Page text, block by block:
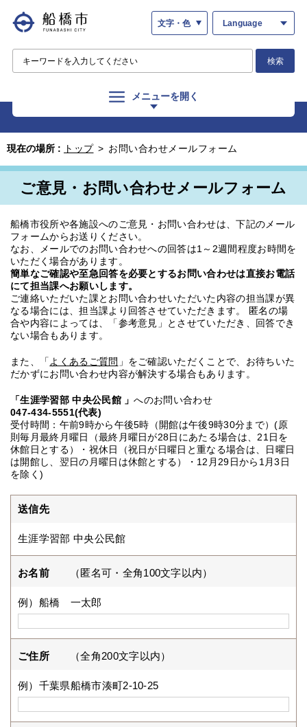
文字・色 Language
検索
メニューを開く
現在の場所 : トップ > お問い合わせメールフォーム
ご意見・お問い合わせメールフォーム
船橋市役所や各施設へのご意見・お問い合わせは、下記のメール
フォームからお送りください。
なお、メールでのお問い合わせへの回答は1～2週間程度お時間を
いただく場合があります。
簡単なご確認や至急回答を必要とするお問い合わせは直接お電話
にて担当課へお願いします。
ご連絡いただいた課とお問い合わせいただいた内容の担当課が異
なる場合には、担当課より回答させていただきます。 匿名の場
合や内容によっては、「参考意見」とさせていただき、回答でき
ない場合もあります。
また、「 よくあるご質問 」をご確認いただくことで、お待ちいた
だかずにお問い合わせ内容が解決する場合もあります。
「生涯学習部 中央公民館 」へのお問い合わせ
047-434-5551(代表)
受付時間：午前9時から午後5時（開館は午後9時30分まで）(原
則毎月最終月曜日（最終月曜日が28日にあたる場合は、21日を
休館日とする）・祝休日（祝日が日曜日と重なる場合は、日曜日
は開館し、翌日の月曜日は休館とする）・12月29日から1月3日
を除く)
送信先
生涯学習部 中央公民館
お名前 （匿名可・全角100文字以内）
例）船橋 一太郎
ご住所 （全角200文字以内）
例）千葉県船橋市湊町2-10-25